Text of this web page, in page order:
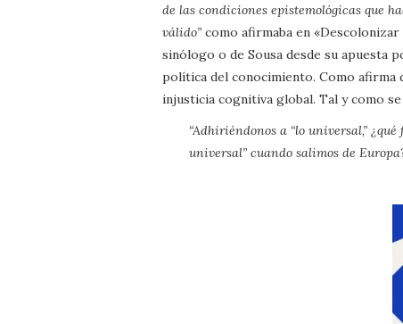
de las condiciones epistemológicas que
válido” como afirmaba en
sinólogo o de Sousa desde su apuesta
política del conocimiento. Como afirma
injusticia cognitiva global. Tal y como
“Adhiriéndonos a “lo universal,”
universal” cuando salimos de